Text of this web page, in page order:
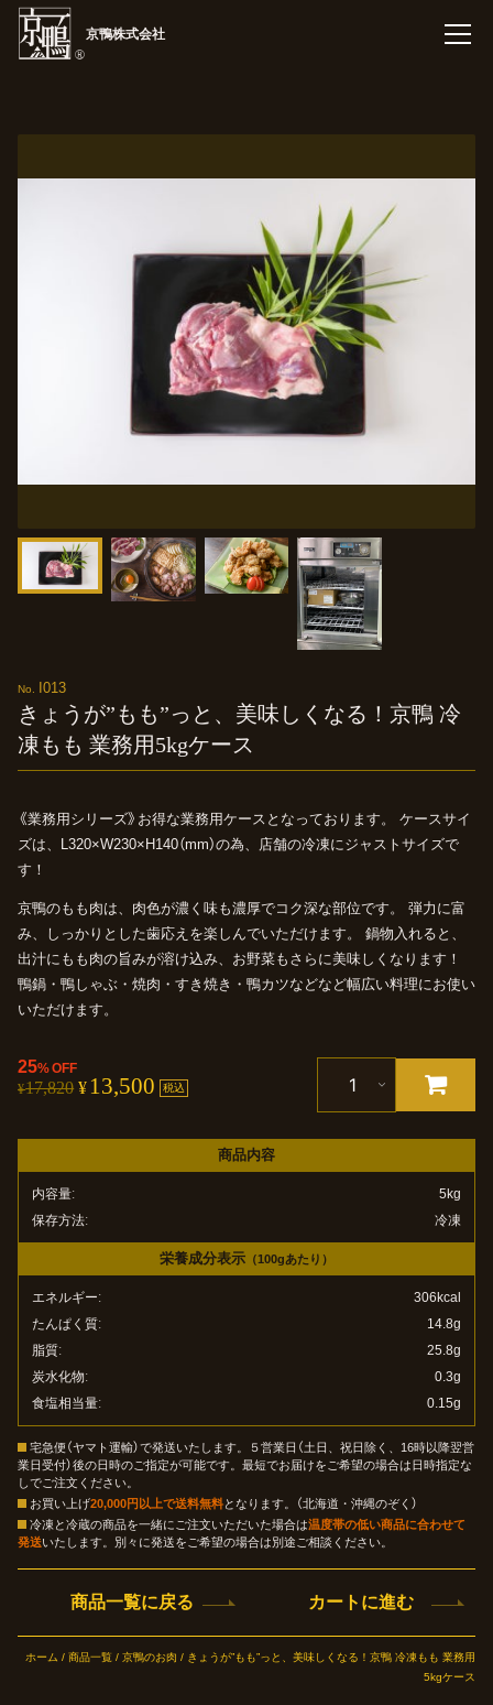
京鴨株式会社
I013
きょうが”もも”っと、 美味しくなる！ 京鴨 冷
凍もも 業務用5kgケース
《業務用シリーズ》お得な業務用ケースとなっております。
ケースサイ
ズは、L320×W230×H140（mm）の為、店舗の冷凍にジャストサイズで
す！
京鴨のもも肉は、肉色が濃く味も濃厚でコク深な部位です。
弾力に富
み、しっかりとした歯応えを楽しんでいただけます。
鍋物入れると、
出汁にもも肉の旨みが溶け込み、お野菜もさらに美味しくなります！
鴨鍋・鴨しゃぶ・焼肉・すき焼き・鴨カツなどなど幅広い料理にお使い
いただけます。
¥17,820
25%OFF
¥ 13,500 税込
商品内容
内容量
5kg
保存方法
冷凍
栄養成分表示 （100gあたり）
エネルギー
306kcal
たんぱく質
14.8g
脂質
25.8g
炭水化物
0.3g
食塩相当量
0.15g
宅急便（ヤマト運輸）で発送いたします。５営業日（土日、祝日除く、16時以降翌営
業日受付）後の日時のご指定が可能です。最短でお届けをご希望の場合は日時指定な
しでご注文ください。
お買い上げ20,000円以上で送料無料となります。（北海道・沖縄のぞく）
冷凍と冷蔵の商品を一緒にご注文いただいた場合は温度帯の低い商品に合わせて
発送いたします。別々に発送をご希望の場合は別途ご相談ください。
商品一覧に戻る カートに進む
ホーム / 商品一覧 / 京鴨のお肉 / きょうが”もも”っと、美味しくなる！京鴨 冷凍もも 業務用
5kgケース